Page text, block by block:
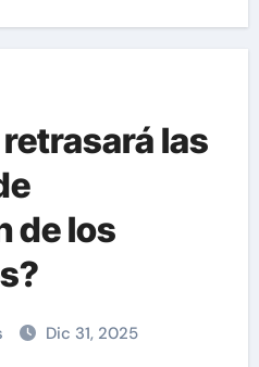
las
de los
Dic 31, 2025